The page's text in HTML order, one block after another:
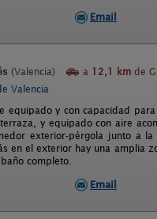
Email
(Valencia) a 12,1 km de
Valencia
equipado y con capacidad
y equipado con aire
exterior-pérgola junto a
en el exterior hay una amplia
completo.
Email